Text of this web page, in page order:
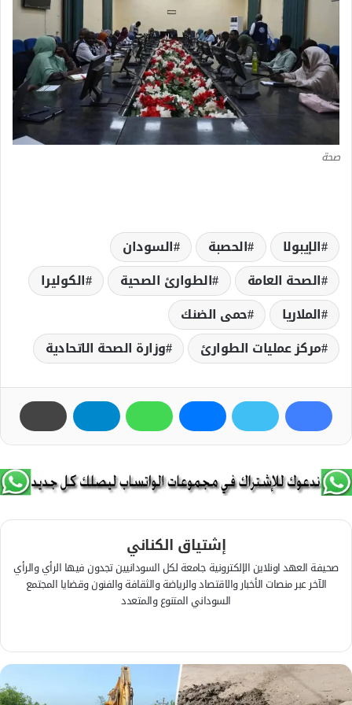
صحة
الإيبولا الحصبة
السودان
الصحة العامة
الطوارئ الصحية
الكوليرا
الملاريا
حمى الضنك
مركز عمليات الطوارئ
وزارة الصحة الاتحادية
إشتياق الكناني
صحيفة العهد اونلاين الإلكترونية جامعة لكل السودانيين تجدون فيها الرأي والرأي
الآخر عبر منصات الأخبار والاقتصاد والرياضة والثقافة والفنون وقضايا المجتمع
السوداني المتنوع والمتعدد
م
و
ق
س